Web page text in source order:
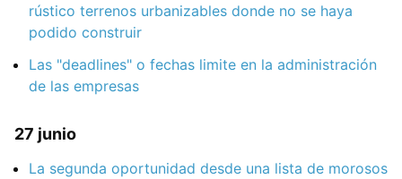
rústico terrenos urbanizables donde no se haya
podido construir
Las "deadlines" o fechas limite en la administración
de las empresas
27 junio
La segunda oportunidad desde una lista de morosos